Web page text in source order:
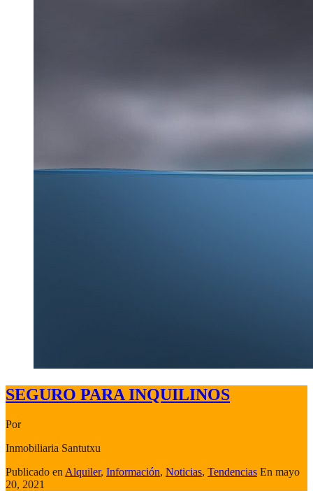
SEGURO PARA INQUILINOS
Por
Inmobiliaria Santutxu
Publicado en Alquiler, Información, Noticias, Tendencias En mayo
20, 2021